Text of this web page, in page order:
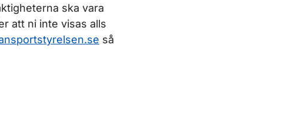
ska vara
att ni inte visas alls
så